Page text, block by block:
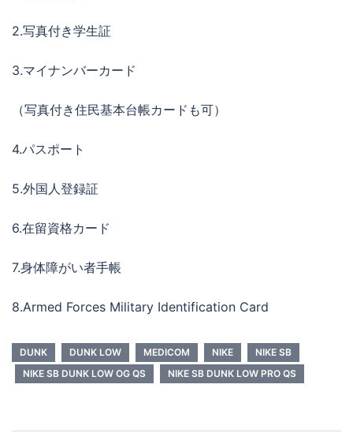
2.写真付き学生証
3.マイナンバーカード
（写真付き住民基本台帳カードも可）
4.パスポート
5.外国人登録証
6.在留資格カード
7.身体障がい者手帳
8.Armed Forces Military Identification Card
DUNK DUNK LOW MEDICOM NIKE
NIKE SB
NIKE SB DUNK LOW OG QS
NIKE SB DUNK LOW PRO QS